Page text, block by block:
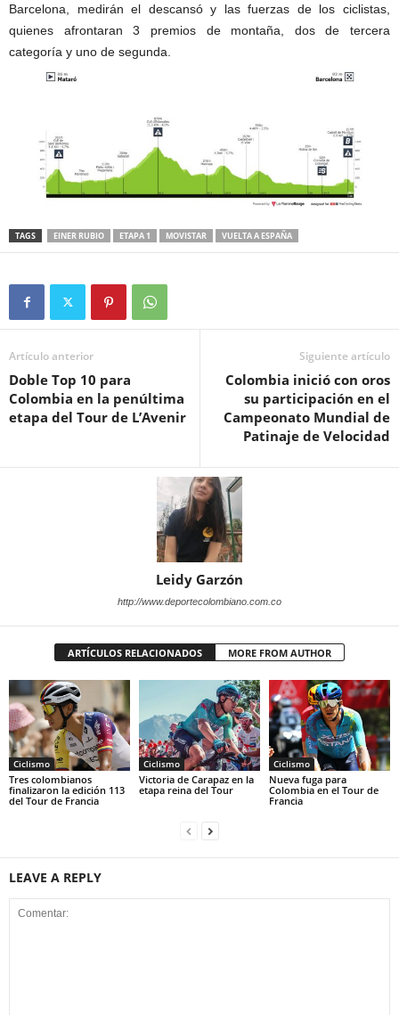
Barcelona, medirán el descansó y las fuerzas de los ciclistas,
quienes afrontaran 3 premios de montaña, dos de tercera
categoría y uno de segunda.
TAGS EINER RUBIO ETAPA 1 MOVISTAR VUELTA A ESPAÑA
Artículo anterior
Doble Top 10 para
Colombia en la penúltima
etapa del Tour de L’Avenir
Siguiente artículo
Colombia inició con oros
su participación en el
Campeonato Mundial de
Patinaje de Velocidad
Leidy Garzón
http://www.deportecolombiano.com.co
ARTÍCULOS RELACIONADOS MORE FROM AUTHOR
Ciclismo
Tres colombianos
finalizaron la edición 113
del Tour de Francia
Ciclismo
Victoria de Carapaz en la
etapa reina del Tour
Ciclismo
Nueva fuga para
Colombia en el Tour de
Francia
LEAVE A REPLY